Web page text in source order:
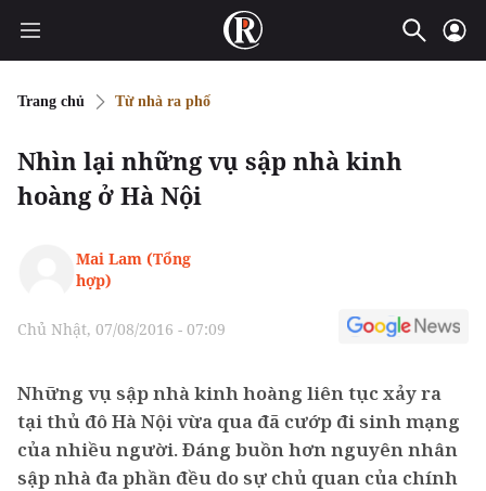
Trang chủ Từ nhà ra phố
Nhìn lại những vụ sập nhà kinh
hoàng ở Hà Nội
Mai Lam (Tổng
hợp)
Chủ Nhật, 07/08/2016 - 07:09
Những vụ sập nhà kinh hoàng liên tục xảy ra
tại thủ đô Hà Nội vừa qua đã cướp đi sinh mạng
của nhiều người. Đáng buồn hơn nguyên nhân
sập nhà đa phần đều do sự chủ quan của chính